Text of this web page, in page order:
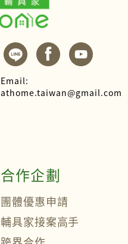
Email:
athome.taiwan@gmail.com
合作企劃
團體優惠申請
輔具家接案高手